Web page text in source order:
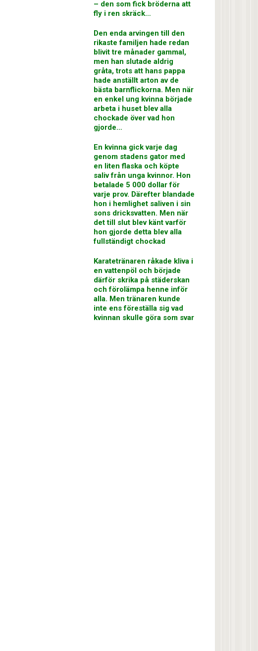
– den som fick bröderna att
fly i ren skräck…
Den enda arvingen till den
rikaste familjen hade redan
blivit tre månader gammal,
men han slutade aldrig
gråta, trots att hans pappa
hade anställt arton av de
bästa barnflickorna. Men när
en enkel ung kvinna började
arbeta i huset blev alla
chockade över vad hon
gjorde…
En kvinna gick varje dag
genom stadens gator med
en liten flaska och köpte
saliv från unga kvinnor. Hon
betalade 5 000 dollar för
varje prov. Därefter blandade
hon i hemlighet saliven i sin
sons dricksvatten. Men när
det till slut blev känt varför
hon gjorde detta blev alla
fullständigt chockad
Karatetränaren råkade kliva i
en vattenpöl och började
därför skrika på städerskan
och förolämpa henne inför
alla. Men tränaren kunde
inte ens föreställa sig vad
kvinnan skulle göra som svar